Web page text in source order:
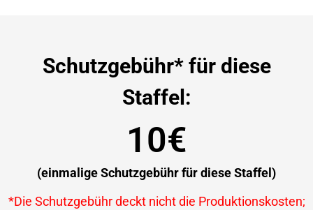
Schutzgebühr* für diese
Staffel:
10€
(einmalige Schutzgebühr für diese Staffel)
*Die Schutzgebühr deckt nicht die Produktionskosten;